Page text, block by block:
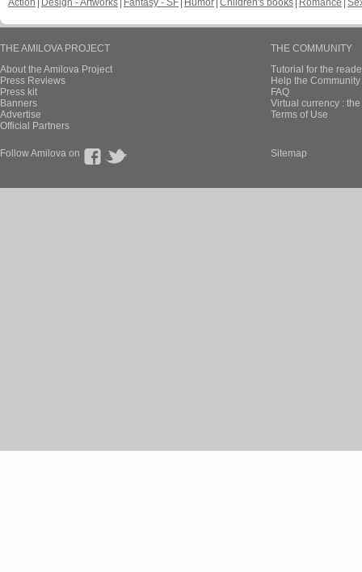
Action Design - Artworks Fantasy - SF Humor Children's books Romance
THE AMILOVA PROJECT
About the Amilova Project
Press Reviews
Press kit
Banners
Advertise
Official Partners
THE COMMUNITY
Tutorial for the
Help the
FAQ
Virtual currency :
Terms of Use
Follow Amilova on Sitemap